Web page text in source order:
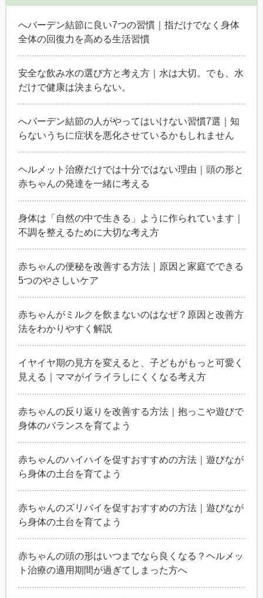
へバーデン結節に良い7つの習慣｜指だけでなく身体
全体の回復力を高める生活習慣
安全な飲み水の選び方と考え方｜水は大切。でも、水
だけで健康は決まらない。
へバーデン結節の人がやってはいけない習慣7選｜知
らないうちに症状を悪化させているかもしれません
ヘルメット治療だけでは十分ではない理由｜頭の形と
赤ちゃんの発達を一緒に考える
身体は「自然の中で生きる」ように作られています｜
不調を整えるために大切な考え方
赤ちゃんの便秘を改善する方法｜原因と家庭でできる
5つのやさしいケア
赤ちゃんがミルクを飲まないのはなぜ？原因と改善方
法をわかりやすく解説
イヤイヤ期の見方を変えると、子どもがもっと可愛く
見える｜ママがイライラしにくくなる考え方
赤ちゃんの反り返りを改善する方法｜抱っこや遊びで
身体のバランスを育てよう
赤ちゃんのハイハイを促すおすすめの方法｜遊びなが
ら身体の土台を育てよう
赤ちゃんのズリバイを促すおすすめの方法｜遊びなが
ら身体の土台を育てよう
赤ちゃんの頭の形はいつまでなら良くなる？ヘルメッ
ト治療の適用期間が過ぎてしまった方へ